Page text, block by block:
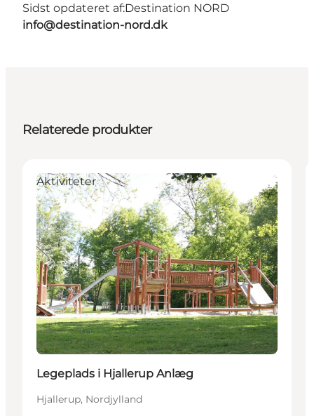
Sidst opdateret af:Destination NORD
info@destination-nord.dk
Relaterede produkter
Aktiviteter
Legeplads i Hjallerup Anlæg
Hjallerup, Nordjylland